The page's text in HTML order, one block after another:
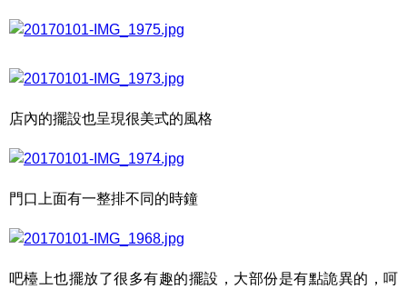
店內的擺設也呈現很美式的風格
門口上面有一整排不同的時鐘
吧檯上也擺放了很多有趣的擺設，大部份是有點詭異的，呵